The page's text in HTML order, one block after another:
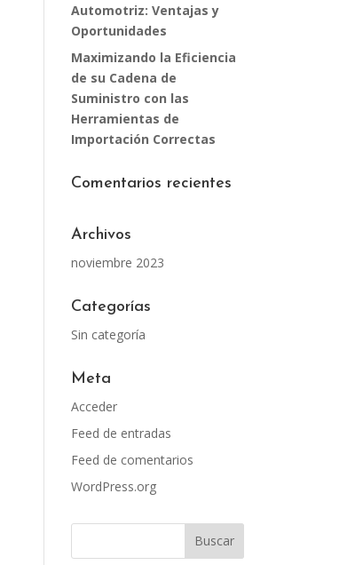
Automotriz: Ventajas y
Oportunidades
Maximizando la Eficiencia
de su Cadena de
Suministro con las
Herramientas de
Importación Correctas
Comentarios recientes
Archivos
noviembre 2023
Categorías
Sin categoría
Meta
Acceder
Feed de entradas
Feed de comentarios
WordPress.org